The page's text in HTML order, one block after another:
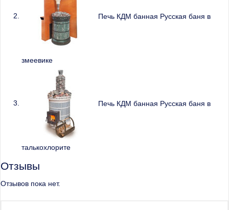
Печь КДМ банная Русская баня в
змеевике
Печь КДМ банная Русская баня в
талькохлорите
Отзывы
Отзывов пока нет.